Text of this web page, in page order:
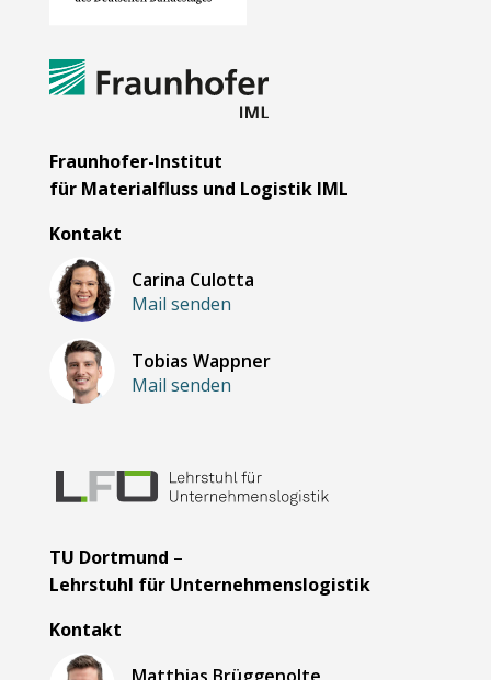
Fraunhofer-Institut
für Materialfluss und Logistik IML
Kontakt
Carina Culotta
Mail senden
Tobias Wappner
Mail senden
TU Dortmund –
Lehrstuhl für Unternehmenslogistik
Kontakt